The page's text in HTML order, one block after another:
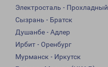
Электросталь - Прохладный
Сызрань - Братск
Душанбе - Адлер
Ирбит - Оренбург
Мурманск - Иркутск